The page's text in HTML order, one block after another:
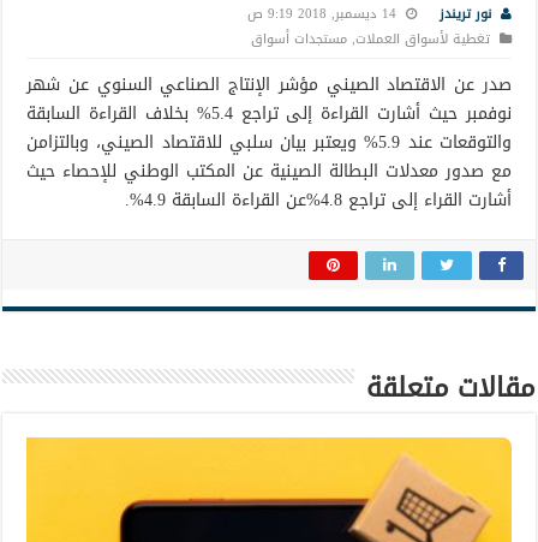
نور تريندز
14 ديسمبر, 2018 9:19 ص
تغطية لأسواق العملات,مستجدات أسواق
صدر عن الاقتصاد الصيني مؤشر الإنتاج الصناعي السنوي عن شهر
نوفمبر حيث أشارت القراءة إلى تراجع 5.4% بخلاف القراءة السابقة
والتوقعات عند 5.9% ويعتبر بيان سلبي للاقتصاد الصيني، وبالتزامن
مع صدور معدلات البطالة الصينية عن المكتب الوطني للإحصاء حيث
أشارت القراء إلى تراجع 4.8%عن القراءة السابقة 4.9%.
مقالات متعلقة